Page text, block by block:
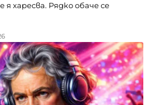
я харесва. Рядко обаче се